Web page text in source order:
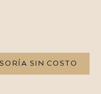
SIN COSTO